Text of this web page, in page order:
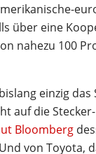
über eine
nahezu 100
einzig
auf die
Bloomberg
von Toyota,